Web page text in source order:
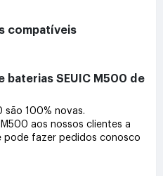
compatíveis
baterias SEUIC M500 de
são 100% novas.
aos nossos clientes a
pode fazer pedidos conosco